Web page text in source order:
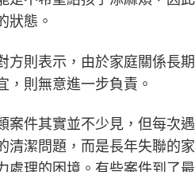
狀態。
方則表示，由於家庭關係長
，則無意進一步負責。
案件其實並不少見，但每次
清潔問題，而是長年失聯的